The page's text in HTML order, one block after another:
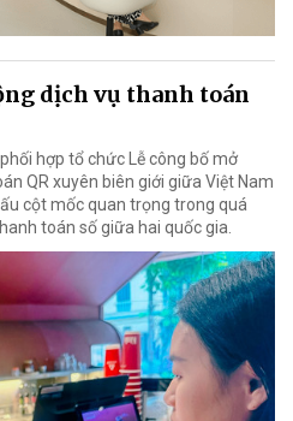
dịch vụ thanh toán
hợp tổ chức Lễ công bố mở
QR xuyên biên giới giữa Việt Nam
cột mốc quan trọng trong quá
toán số giữa hai quốc gia.